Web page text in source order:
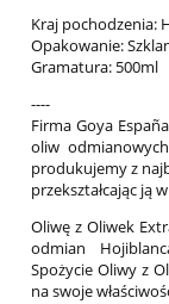
Kraj pochodzenia:
Opakowanie:
Gramatura: 500ml
----
Firma Goya
oliw
produkujemy z
przekształcając ją
Oliwę z Oliwek
odmian
Spożycie Oliwy z
na swoje